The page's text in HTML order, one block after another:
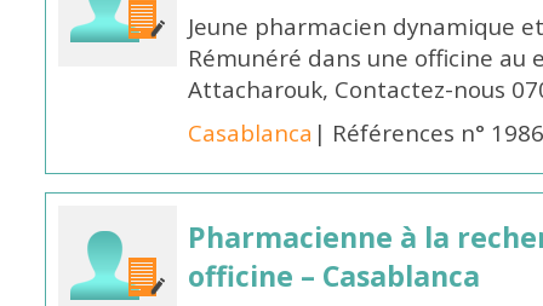
Jeune pharmacien dynamique
Rémunéré dans une officine au
Attacharouk, Contactez-nous
Casablanca | Références n°
Pharmacienne à la
officine – Casablanca